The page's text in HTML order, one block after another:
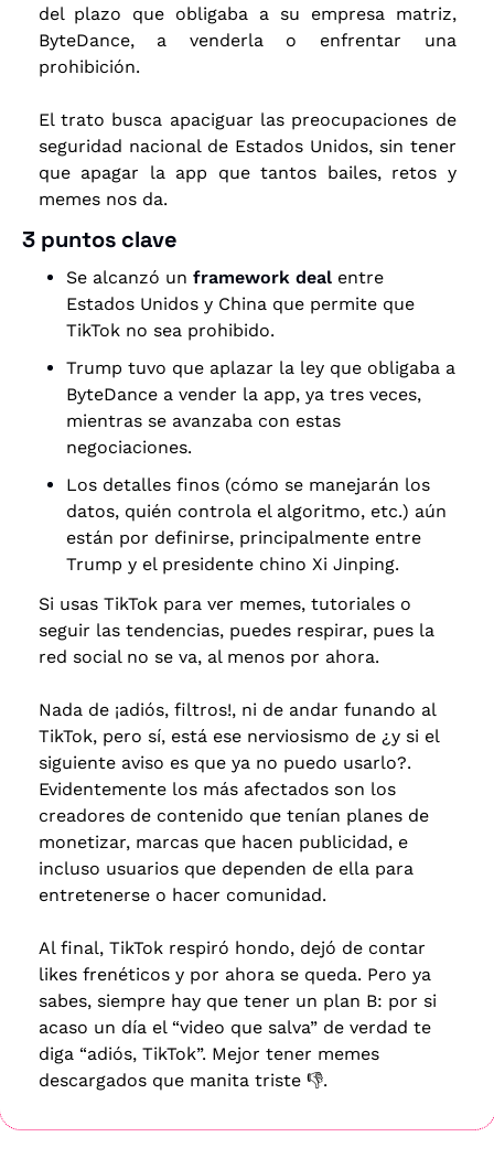
del plazo que obligaba a su empresa matriz,
ByteDance, a venderla o enfrentar una
prohibición.
El trato busca apaciguar las preocupaciones de
seguridad nacional de Estados Unidos, sin tener
que apagar la app que tantos bailes, retos y
memes nos da.
3 puntos clave
Se alcanzó un framework deal entre
Estados Unidos y China que permite que
TikTok no sea prohibido.
Trump tuvo que aplazar la ley que obligaba a
ByteDance a vender la app, ya tres veces,
mientras se avanzaba con estas
negociaciones.
Los detalles finos (cómo se manejarán los
datos, quién controla el algoritmo, etc.) aún
están por definirse, principalmente entre
Trump y el presidente chino Xi Jinping.
Si usas TikTok para ver memes, tutoriales o
seguir las tendencias, puedes respirar, pues la
red social no se va, al menos por ahora.
Nada de ¡adiós, filtros!, ni de andar funando al
TikTok, pero sí, está ese nerviosismo de ¿y si el
siguiente aviso es que ya no puedo usarlo?.
Evidentemente los más afectados son los
creadores de contenido que tenían planes de
monetizar, marcas que hacen publicidad, e
incluso usuarios que dependen de ella para
entretenerse o hacer comunidad.
Al final, TikTok respiró hondo, dejó de contar
likes frenéticos y por ahora se queda. Pero ya
sabes, siempre hay que tener un plan B: por si
acaso un día el “video que salva” de verdad te
diga “adiós, TikTok”. Mejor tener memes
descargados que manita triste 👎.